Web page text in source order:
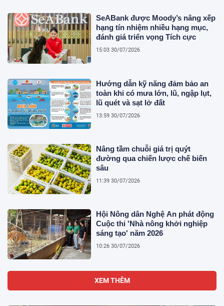
SeABank được Moody’s nâng xếp
hạng tín nhiệm nhiều hạng mục,
đánh giá triển vọng Tích cực
15:03 30/07/2026
Hướng dẫn kỹ năng đảm bảo an
toàn khi có mưa lớn, lũ, ngập lụt,
lũ quét và sạt lở đất
13:59 30/07/2026
Nâng tầm chuỗi giá trị quýt
đường qua chiến lược chế biến
sâu
11:39 30/07/2026
Hội Nông dân Nghệ An phát động
Cuộc thi 'Nhà nông khởi nghiệp
sáng tạo' năm 2026
10:26 30/07/2026
XEM THÊM